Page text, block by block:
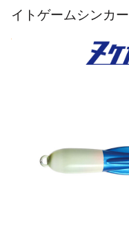
イトゲームシンカー